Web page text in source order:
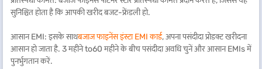
सुनिश्चित होता है कि आपकी खरीद बजट-फ्रेंडली हो.
आसान EMI: इसके साथबजाज फाइनेंस इंस्टा EMI कार्ड, अपना पसंदीदा प्रोडक्ट खरीदना
आसान हो जाता है. 3 महीने to60 महीने के बीच पसंदीदा अवधि चुनें और आसान EMIs में
पुनर्भुगतान करें.